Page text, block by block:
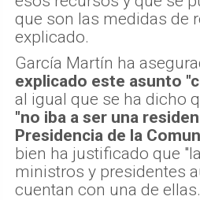
que son las medidas de
explicado.
García Martín ha
explicado este asunto
al igual que se ha dicho
"no iba a ser una
Presidencia de la
bien ha justificado que
ministros y presidentes
cuentan con una de ellas.